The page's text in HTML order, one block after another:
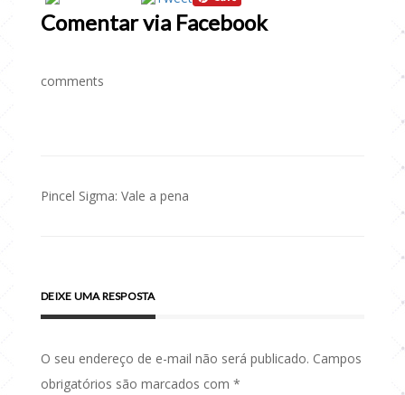
Comentar via Facebook
comments
Navegação
Pincel Sigma: Vale a pena
DEIXE UMA RESPOSTA
O seu endereço de e-mail não será publicado. Campos
obrigatórios são marcados com *